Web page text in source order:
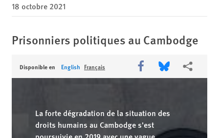
18 octobre 2021
Prisonniers politiques au Cambodge
Disponible en English Français Share this via Facebook
Share this via
Share
La forte dégradation de la situation des
droits humains au Cambodge s'est